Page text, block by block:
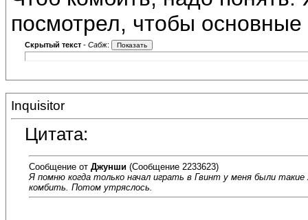
посмотрел, чтобы
Скрытый текст - Сабж:
Inquisitor
Цитата:
Сообщение от Джунши (Сообщение 2233623)
Я помню когда только начал играть в Гвинт у меня были
комбить. Потом утряслось.